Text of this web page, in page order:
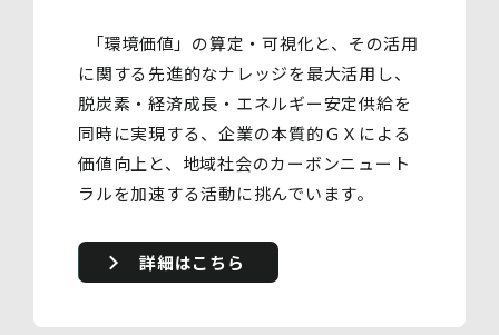
「環境価値」の算定・可視化と、その活用
に関する先進的なナレッジを最大活用し、
脱炭素・経済成長・エネルギー安定供給を
同時に実現する、企業の本質的ＧＸによる
価値向上と、地域社会のカーボンニュート
ラルを加速する活動に挑んでいます。
詳細はこちら